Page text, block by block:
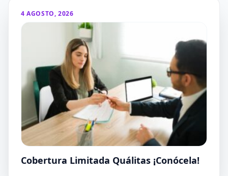
4 AGOSTO, 2026
Cobertura Limitada Quálitas ¡Conócela!